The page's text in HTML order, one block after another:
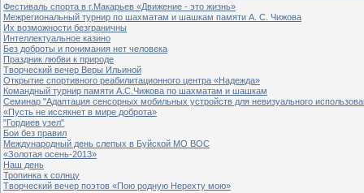
Фестиваль спорта в г.Макарьев «Движение - это жизнь»
Межрегиональный турнир по шахматам и шашкам памяти А. С. Чижова
Их возможности безграничны
Интеллектуальное казино
Без доброты и понимания нет человека
Праздник любви к природе
Творческий вечер Веры Ильиной
Открытие спортивного реабилитационного центра «Надежда»
Командный турнир памяти А.С.Чижова по шахматам и шашкам
Семинар "Адаптация сенсорных мобильных устройств для невизуального
«Пусть не иссякнет в мире доброта»
"Гордиев узел"
Бои без правил
Международный день слепых в Буйской МО ВОС
«Золотая осень-2013»
Наш день
Тропинка к солнцу
Творческий вечер поэтов «Пою родную Нерехту мою»